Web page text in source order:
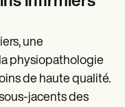
une
physiopathologie
de haute qualité.
jacents des